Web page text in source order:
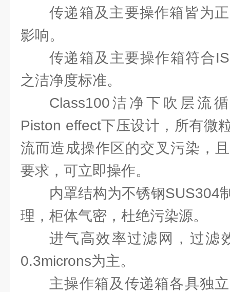
传递箱及主要操作箱皆为
影响。
传递箱及主要操作箱符合
之洁净度标准。
Class100洁净下吹层流
Piston effect下压设计，所有微
流而造成操作区的交叉污染，
要求，可立即操作。
内罩结构为不锈钢SUS304
理，柜体气密，杜绝污染源。
进气高效率过滤网，过滤
0.3microns为主。
主操作箱及传递箱各具独